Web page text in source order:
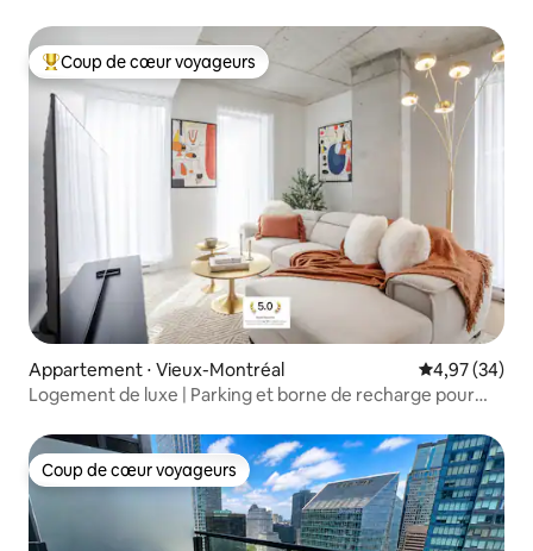
Coups de cœur voyageurs les plus appréciés
Coup de cœur voyageurs
Appartement ⋅ Vieux-Montréal Évaluation
4,97 (34)
Logement de luxe | Parking et borne de recharge pour
Coup de cœur voyageurs
Coup de cœur voyageurs